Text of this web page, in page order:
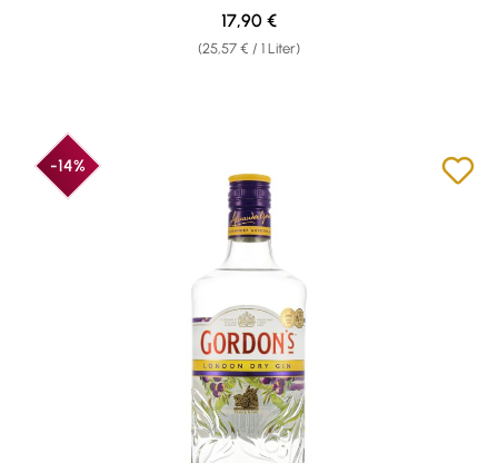
(25,57 € / 1 Liter)
Regulärer Preis:
17,90 €
-14%